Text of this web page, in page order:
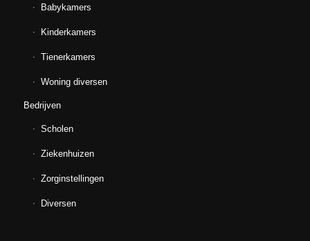
Babykamers
Kinderkamers
Tienerkamers
Woning diversen
Bedrijven
Scholen
Ziekenhuizen
Zorginstellingen
Diversen